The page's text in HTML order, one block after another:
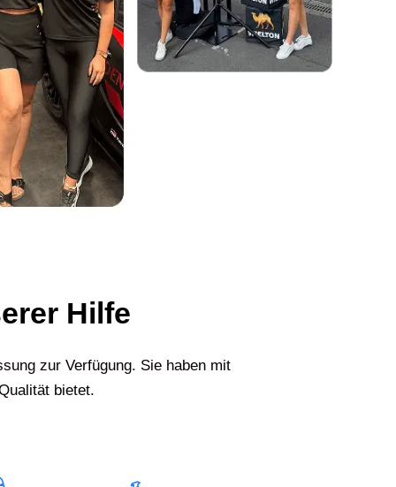
Hilfe
zur Verfügung. Sie haben mit
bietet.